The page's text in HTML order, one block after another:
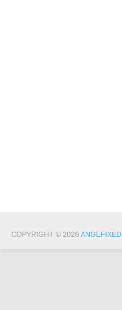
COPYRIGHT © 2026 ANGEFIXED.